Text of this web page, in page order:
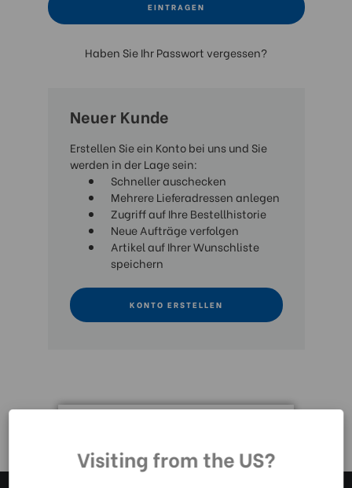
Haben Sie Ihr Passwort vergessen?
Neuer Kunde
Erstellen Sie ein Konto bei uns und Sie
werden in der Lage sein:
Schneller auschecken
Mehrere Lieferadressen anlegen
Zugriff auf Ihre Bestellhistorie
Neue Aufträge verfolgen
Artikel auf Ihrer Wunschliste
speichern
KONTO ERSTELLEN
unserer Website
stimmen Sie der
Visiting from the US?